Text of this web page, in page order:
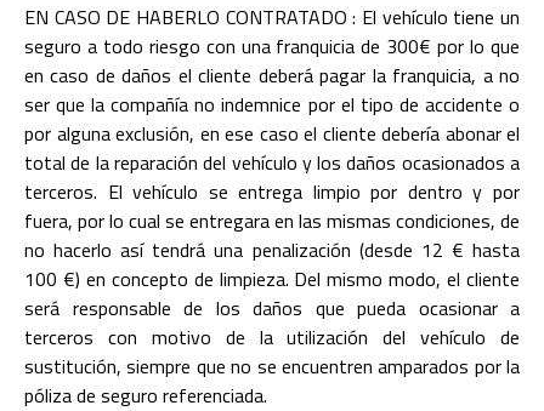
EN CASO DE HABERLO CONTRATADO : El vehículo tiene un
seguro a todo riesgo con una franquicia de 300€ por lo que
en caso de daños el cliente deberá pagar la franquicia, a no
ser que la compañía no indemnice por el tipo de accidente o
por alguna exclusión, en ese caso el cliente debería abonar el
total de la reparación del vehículo y los daños ocasionados a
terceros. El vehículo se entrega limpio por dentro y por
fuera, por lo cual se entregara en las mismas condiciones, de
no hacerlo así tendrá una penalización (desde 12 € hasta
100 €) en concepto de limpieza. Del mismo modo, el cliente
será responsable de los daños que pueda ocasionar a
terceros con motivo de la utilización del vehículo de
sustitución, siempre que no se encuentren amparados por la
póliza de seguro referenciada.